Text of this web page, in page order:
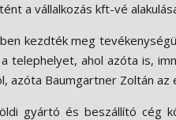
a vállalkozás kft-vé
kezdték meg
telephelyet, ahol azóta is,
azóta Baumgartner Zoltán
gyártó és beszállító cég